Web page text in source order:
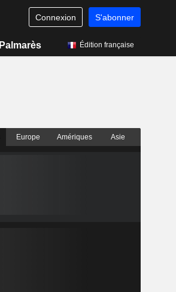
Connexion S'abonner
Palmarès Édition française
Europe Amériques Asie